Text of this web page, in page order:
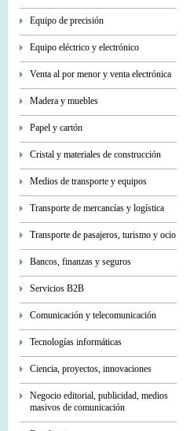
Equipo de precisión
Equipo eléctrico y electrónico
Venta al por menor y venta electrónica
Madera y muebles
Papel y cartón
Cristal y materiales de construcción
Medios de transporte y equipos
Transporte de mercancías y logística
Transporte de pasajeros, turismo y ocio
Bancos, finanzas y seguros
Servicios В2В
Comunicación y telecomunicación
Tecnologías informáticas
Ciencia, proyectos, innovaciones
Negocio editorial, publicidad, medios
masivos de comunicación